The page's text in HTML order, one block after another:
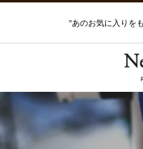
"あのお気に入りを